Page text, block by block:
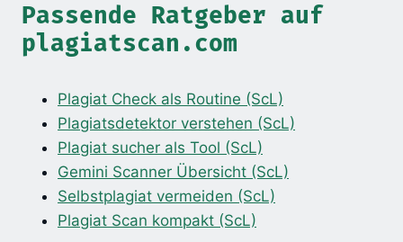
Passende Ratgeber auf
plagiatscan.com
Plagiat Check als Routine (ScL)
Plagiatsdetektor verstehen (ScL)
Plagiat sucher als Tool (ScL)
Gemini Scanner Übersicht (ScL)
Selbstplagiat vermeiden (ScL)
Plagiat Scan kompakt (ScL)